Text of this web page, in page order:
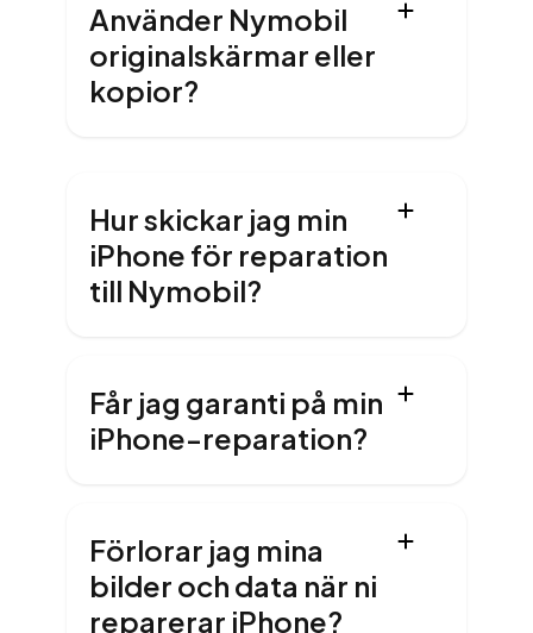
Använder Nymobil
originalskärmar eller
kopior?
Hur skickar jag min
iPhone för reparation
till Nymobil?
Får jag garanti på min
iPhone-reparation?
Förlorar jag mina
bilder och data när ni
reparerar iPhone?